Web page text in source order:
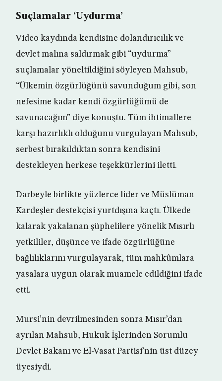
Suçlamalar ‘Uydurma’
Video kaydında kendisine dolandırıcılık ve
devlet malına saldırmak gibi “uydurma”
suçlamalar yöneltildiğini söyleyen Mahsub,
“Ülkemin özgürlüğünü savunduğum gibi, son
nefesime kadar kendi özgürlüğümü de
savunacağım” diye konuştu. Tüm ihtimallere
karşı hazırlıklı olduğunu vurgulayan Mahsub,
serbest bırakıldıktan sonra kendisini
destekleyen herkese teşekkürlerini iletti.
Darbeyle birlikte yüzlerce lider ve Müslüman
Kardeşler destekçisi yurtdışına kaçtı. Ülkede
kalarak yakalanan şüphelilere yönelik Mısırlı
yetkililer, düşünce ve ifade özgürlüğüne
bağlılıklarını vurgulayarak, tüm mahkûmlara
yasalara uygun olarak muamele edildiğini ifade
etti.
Mursi’nin devrilmesinden sonra Mısır’dan
ayrılan Mahsub, Hukuk İşlerinden Sorumlu
Devlet Bakanı ve El-Vasat Partisi’nin üst düzey
üyesiydi.